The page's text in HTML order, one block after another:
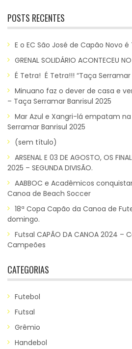
POSTS RECENTES
E o EC São José de Capão Novo é
GRENAL SOLIDÁRIO ACONTECEU
É Tetra! É Tetra!!! “Taça Serramar
Minuano faz o dever de casa e
– Taça Serramar Banrisul 2025
Mar Azul e Xangri-lá empatam
Serramar Banrisul 2025
(sem título)
ARSENAL E 03 DE AGOSTO, OS
2025 – SEGUNDA DIVISÃO.
AABBOC e Acadêmicos
Canoa de Beach Soccer
18ª Copa Capão da Canoa de
domingo.
Futsal CAPÃO DA CANOA 2024 –
Campeões
CATEGORIAS
Futebol
Futsal
Grêmio
Handebol